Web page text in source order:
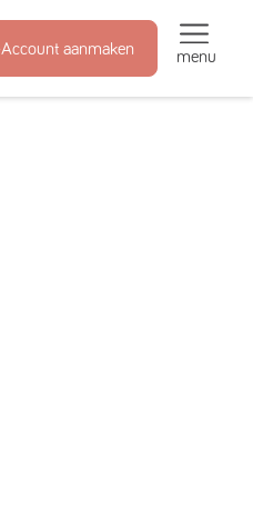
Account aanmaken menu